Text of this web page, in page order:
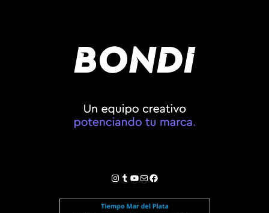
Instagram
Tumblr
YouTube
Correo electrónico
Facebook